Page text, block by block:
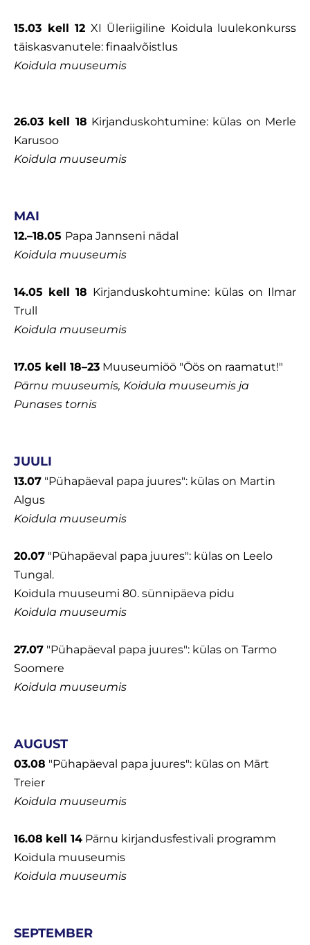
15.03 kell 12 XI Üleriigiline Koidula luulekonkurss
täiskasvanutele: finaalvõistlus
Koidula muuseumis
26.03 kell 18 Kirjanduskohtumine: külas on Merle
Karusoo
Koidula muuseumis
MAI
12.–18.05 Papa Jannseni nädal
Koidula muuseumis
14.05 kell 18 Kirjanduskohtumine: külas on Ilmar
Trull
Koidula muuseumis
17.05 kell 18–23 Muuseumiöö "Öös on raamatut!"
Pärnu muuseumis, Koidula muuseumis ja
Punases tornis
JUULI
13.07 "Pühapäeval papa juures": külas on Martin
Algus
Koidula muuseumis
20.07 "Pühapäeval papa juures": külas on Leelo
Tungal.
Koidula muuseumi 80. sünnipäeva pidu
Koidula muuseumis
27.07 "Pühapäeval papa juures": külas on Tarmo
Soomere
Koidula muuseumis
AUGUST
03.08 "Pühapäeval papa juures": külas on Märt
Treier
Koidula muuseumis
16.08 kell 14 Pärnu kirjandusfestivali programm
Koidula muuseumis
Koidula muuseumis
SEPTEMBER